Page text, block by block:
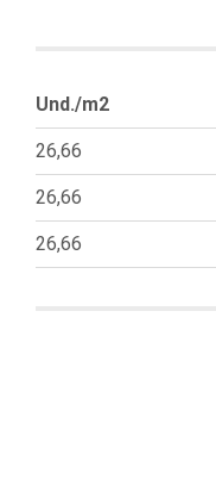
Und./m2
26,66
26,66
26,66